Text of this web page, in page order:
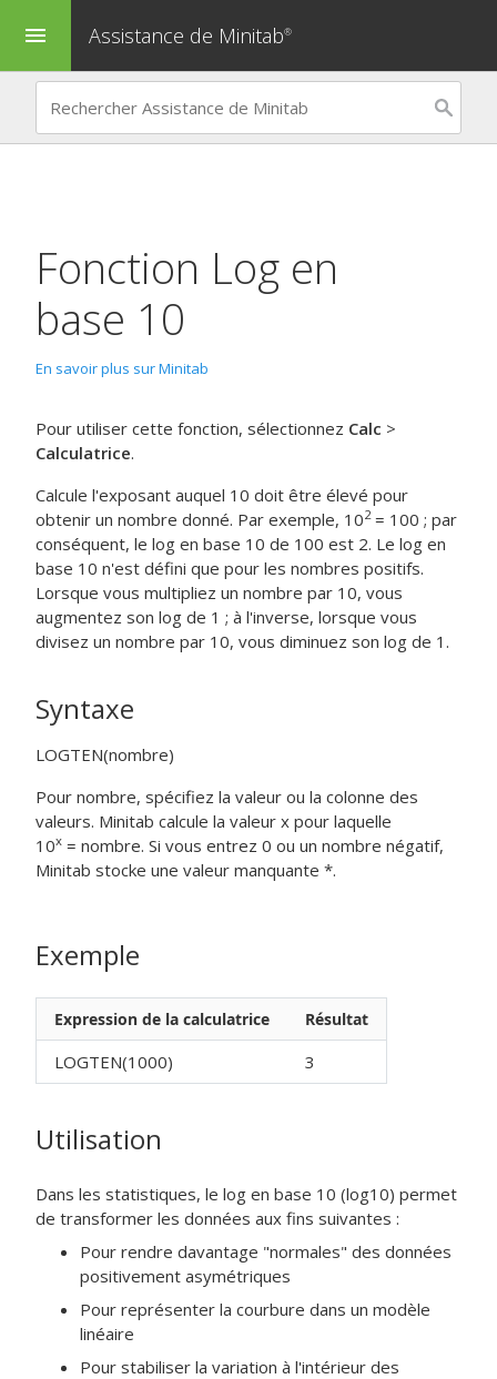
menu Assistance de Minitab®
Fonction Log en
base 10
En savoir plus sur Minitab
Pour utiliser cette fonction, sélectionnez Calc >
Calculatrice.
Calcule l'exposant auquel 10 doit être élevé pour
obtenir un nombre donné. Par exemple, 102= 100 ; par
conséquent, le log en base 10 de 100 est 2. Le log en
base 10 n'est défini que pour les nombres positifs.
Lorsque vous multipliez un nombre par 10, vous
augmentez son log de 1 ; à l'inverse, lorsque vous
divisez un nombre par 10, vous diminuez son log de 1.
Syntaxe
LOGTEN(nombre)
Pour nombre, spécifiez la valeur ou la colonne des
valeurs. Minitab calcule la valeur x pour laquelle
10x = nombre. Si vous entrez 0 ou un nombre négatif,
Minitab stocke une valeur manquante *.
Exemple
Expression de la calculatrice Résultat
LOGTEN(1000) 3
Utilisation
Dans les statistiques, le log en base 10 (log10) permet
de transformer les données aux fins suivantes :
Pour rendre davantage "normales" des données
positivement asymétriques
Pour représenter la courbure dans un modèle
linéaire
Pour stabiliser la variation à l'intérieur des